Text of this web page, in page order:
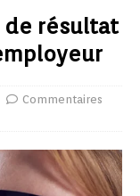
de résultat
Commentaires